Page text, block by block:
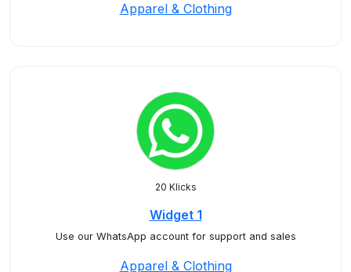
Apparel & Clothing
20 Klicks
Widget 1
Use our WhatsApp account for support and sales
Apparel & Clothing